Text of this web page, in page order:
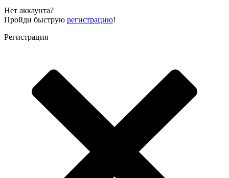
Нет аккаунта?
Пройди быструю регистрацию!
Регистрация